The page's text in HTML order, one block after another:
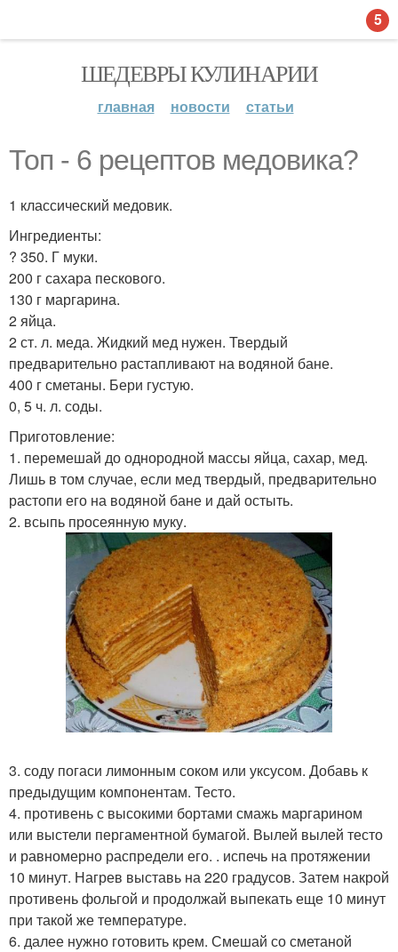
ШЕДЕВРЫ КУЛИНАРИИ
главная новости статьи
Топ - 6 рецептов медовика?
1 классический медовик.
Ингредиенты:
? 350. Г муки.
200 г сахара пескового.
130 г маргарина.
2 яйца.
2 ст. л. меда. Жидкий мед нужен. Твердый
предварительно растапливают на водяной бане.
400 г сметаны. Бери густую.
0, 5 ч. л. соды.
Приготовление:
1. перемешай до однородной массы яйца, сахар, мед.
Лишь в том случае, если мед твердый, предварительно
растопи его на водяной бане и дай остыть.
2. всыпь просеянную муку.
3. соду погаси лимонным соком или уксусом. Добавь к
предыдущим компонентам. Тесто.
4. противень с высокими бортами смажь маргарином
или выстели пергаментной бумагой. Вылей вылей тесто
и равномерно распредели его. . испечь на протяжении
10 минут. Нагрев выставь на 220 градусов. Затем накрой
противень фольгой и продолжай выпекать еще 10 минут
при такой же температуре.
6. далее нужно готовить крем. Смешай со сметаной
5